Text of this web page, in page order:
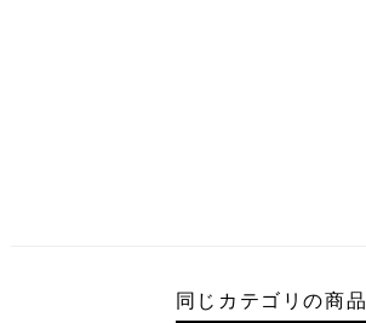
同じカテゴリの商品